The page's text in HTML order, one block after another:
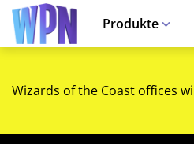
Produkte
Wizards of the Coast offices